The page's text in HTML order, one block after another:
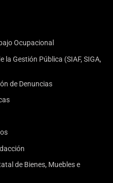
Ocupacional
Gestión Pública (SIAF, SIGA,
de Denuncias
de Bienes, Muebles e